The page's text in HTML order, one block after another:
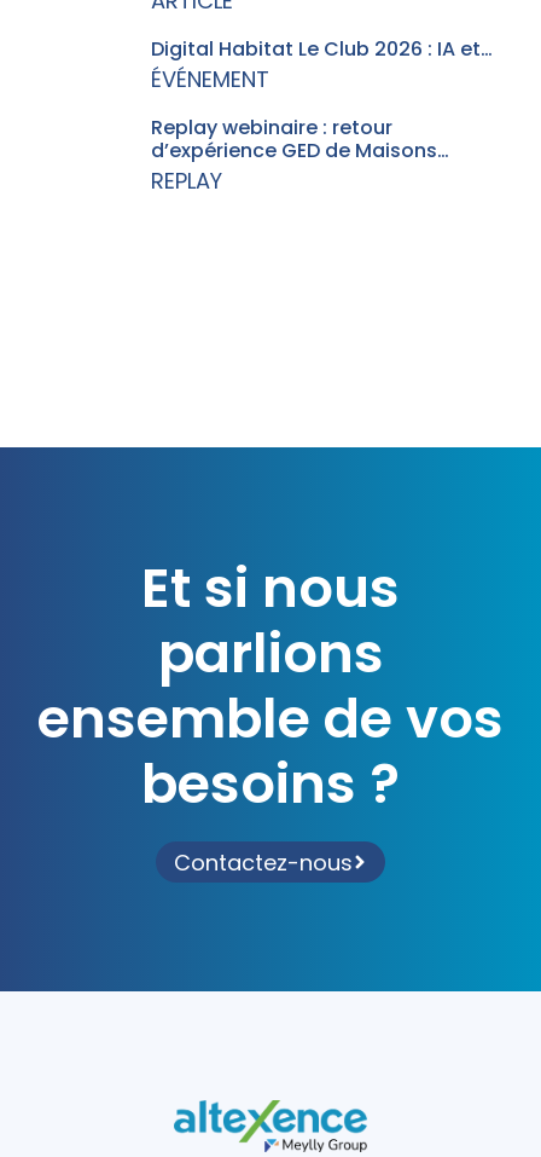
Digital Habitat Le Club 2026 : IA et…
ÉVÉNEMENT
Replay webinaire : retour
d’expérience GED de Maisons…
REPLAY
Et si nous
parlions
ensemble de vos
besoins ?
Contactez-nous